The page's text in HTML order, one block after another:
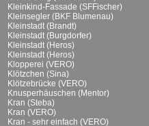
Kleinkind-Fassade (SFFischer)
Kleinsegler (BKF Blumenau)
Kleinstadt (Brandt)
Kleinstadt (Burgdorfer)
Kleinstadt (Heros)
Kleinstadt (Heros)
Klopperei (VERO)
Klötzchen (Sina)
Klötzebrücke (VERO)
Knusperhäuschen (Mentor)
Kran (Steba)
Kran (VERO)
Kran - sehr einfach (VERO)